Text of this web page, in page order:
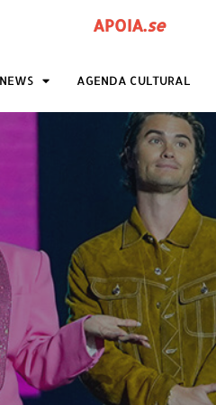
APOIA.se
AGENDA CULTURAL